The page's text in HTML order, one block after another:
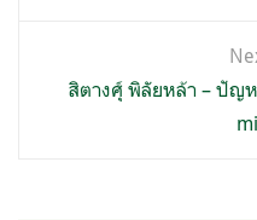
สิตางศุ์ พิลัยหล้า – ปัญ